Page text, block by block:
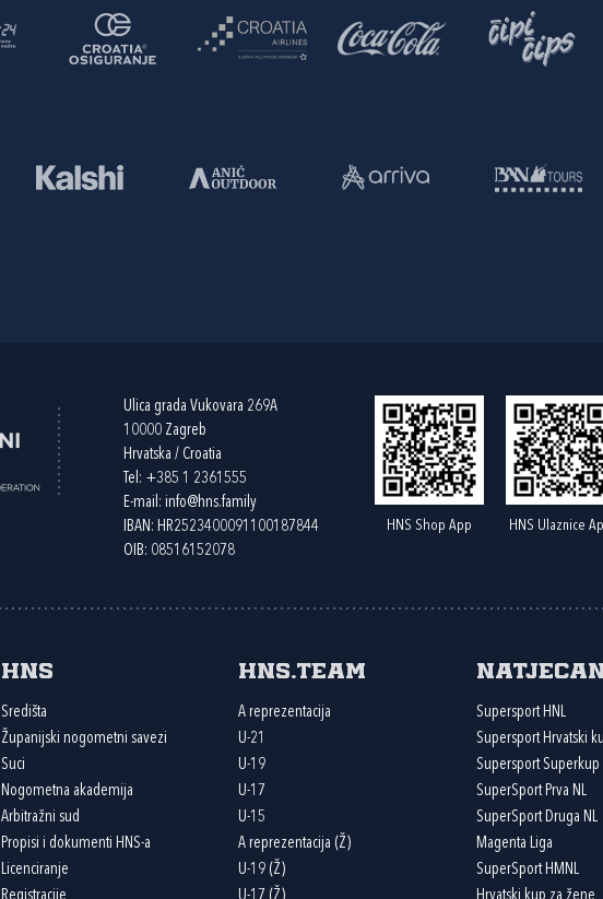
Ulica grada Vukovara 269A
10000 Zagreb
Hrvatska / Croatia
Tel: +385 1 2361555
E-mail: info@hns.family
IBAN: HR2523400091100187844
OIB: 08516152078
HNS Shop App HNS Ulaznice
HNS
Središta
Županijski nogometni savezi
Suci
Nogometna akademija
Arbitražni sud
Propisi i dokumenti HNS-a
Licenciranje
HNS.team
A reprezentacija
U-21
U-19
U-17
U-15
A reprezentacija (Ž)
U-19 (Ž)
Supersport HNL
Supersport Hrvatski
Supersport Superkup
SuperSport Prva NL
SuperSport Druga NL
Magenta Liga
SuperSport HMNL